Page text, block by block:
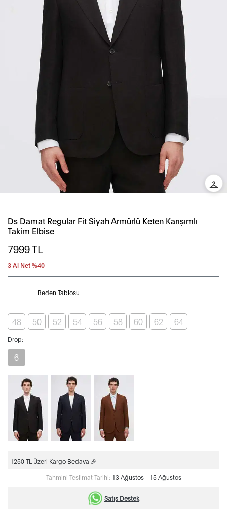
Ds Damat Regular Fit Siyah Armürlü Keten Karışımlı
Takim Elbise
7999TL
3 Al Net %40
Beden Tablosu
48 50 52 54 56 58 60 62 64
Drop:
6
1250 TL Üzeri Kargo Bedava 🎉
Tahmini Teslimat Tarihi: 13 Ağustos - 15 Ağustos
Satış Destek